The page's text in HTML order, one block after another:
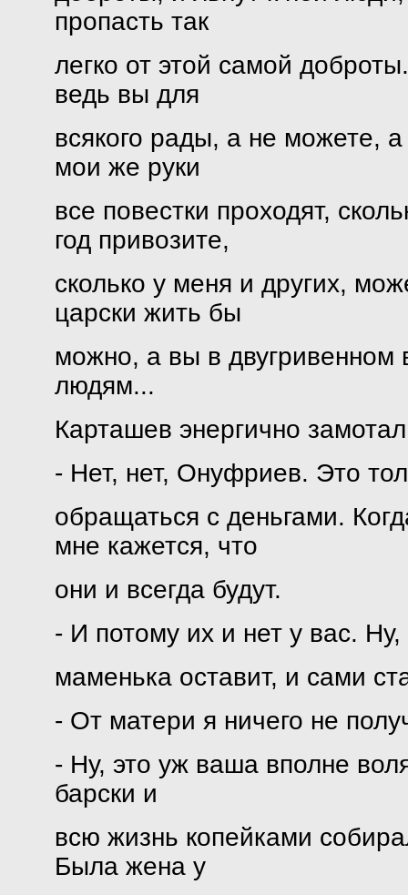
пропасть так
легко от этой самой
ведь вы для
всякого рады, а не можете,
мои же руки
все повестки проходят,
год привозите,
сколько у меня и других,
царски жить бы
можно, а вы в двугривенном
людям...
Карташев энергично
- Нет, нет, Онуфриев. Это
обращаться с деньгами.
мне кажется, что
они и всегда будут.
- И потому их и нет у вас.
маменька оставит, и сами
- От матери я ничего не
- Ну, это уж ваша вполне
барски и
всю жизнь копейками
Была жена у